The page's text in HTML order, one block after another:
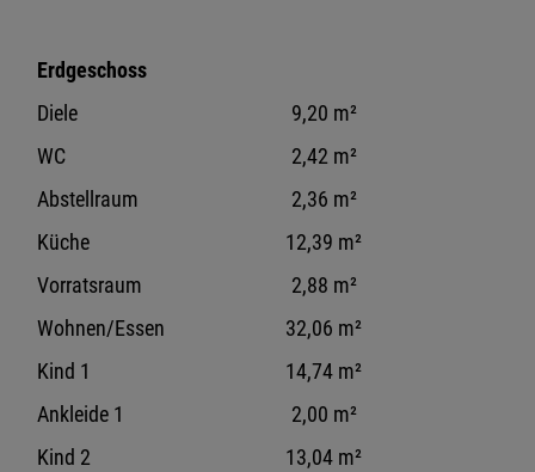
Erdgeschoss
Diele
9,20 m²
WC
2,42 m²
Abstellraum
2,36 m²
Küche
12,39 m²
Vorratsraum
2,88 m²
Wohnen/Essen
32,06 m²
Kind 1
14,74 m²
Ankleide 1
2,00 m²
Kind 2
13,04 m²